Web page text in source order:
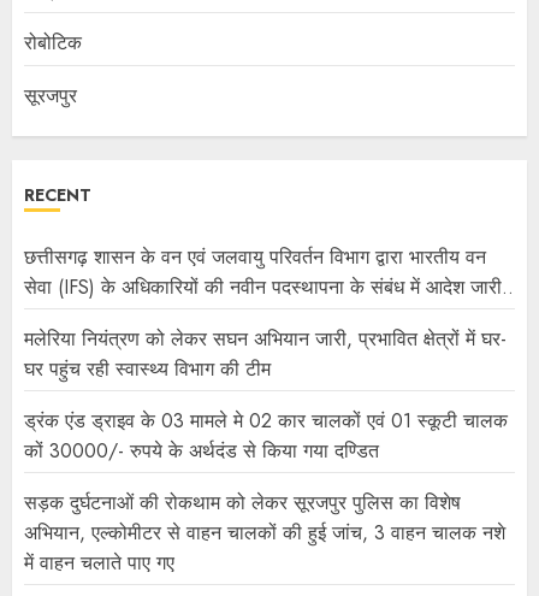
रोबोटिक
सूरजपुर
RECENT
छत्तीसगढ़ शासन के वन एवं जलवायु परिवर्तन विभाग द्वारा भारतीय वन
सेवा (IFS) के अधिकारियों की नवीन पदस्थापना के संबंध में आदेश जारी..
मलेरिया नियंत्रण को लेकर सघन अभियान जारी, प्रभावित क्षेत्रों में घर-
घर पहुंच रही स्वास्थ्य विभाग की टीम
ड्रंक एंड ड्राइव के 03 मामले मे 02 कार चालकों एवं 01 स्कूटी चालक
कों 30000/- रुपये के अर्थदंड से किया गया दण्डित
सड़क दुर्घटनाओं की रोकथाम को लेकर सूरजपुर पुलिस का विशेष
अभियान, एल्कोमीटर से वाहन चालकों की हुई जांच, 3 वाहन चालक नशे
में वाहन चलाते पाए गए